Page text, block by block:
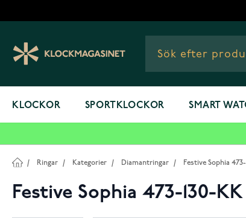
KLOCKOR SPORTKLOCKOR SMART
/ Ringar / Kategorier / Diamantringar / Festive Sophia
Festive Sophia 473-130-